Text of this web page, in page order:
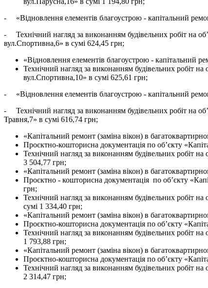
- «Відновлення елементів благоустрою - капітальний
- Технічний нагляд за виконанням будівельних робіт на
вул.Спортивна,6» в сумі 624,45 грн;
«Відновлення елементів благоустрою - капітальний
Технічний нагляд за виконанням будівельних робіт
вул.Спортивна,10» в сумі 625,61 грн;
- «Відновлення елементів благоустрою - капітальний
- Технічний нагляд за виконанням будівельних робіт на
Травня,7» в сумі 616,74 грн;
«Капітальний ремонт (заміна вікон) в
Проєктно-кошторисна документація по об’єкту
Технічний нагляд за виконанням будівельних робіт
3 504,77 грн;
«Капітальний ремонт (заміна вікон) в
Проєктно - кошторисна документація по об’єкту
грн;
Технічний нагляд за виконанням будівельних робіт
сумі 1 334,40 грн;
«Капітальний ремонт (заміна вікон) в
Проєктно-кошторисна документація по об’єкту
Технічний нагляд за виконанням будівельних робіт
1 793,88 грн;
«Капітальний ремонт (заміна вікон) в
Проєктно-кошторисна документація по об’єкту
Технічний нагляд за виконанням будівельних робіт
2 314,47 грн;